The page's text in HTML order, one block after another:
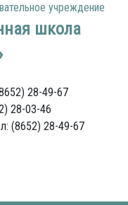
учреждение
школа
28-49-67
28-03-46
(8652) 28-49-67